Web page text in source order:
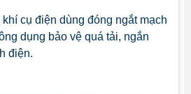
khí cụ điện dùng đóng ngắt mạch
dụng bảo vệ quá tải, ngắn
điện.